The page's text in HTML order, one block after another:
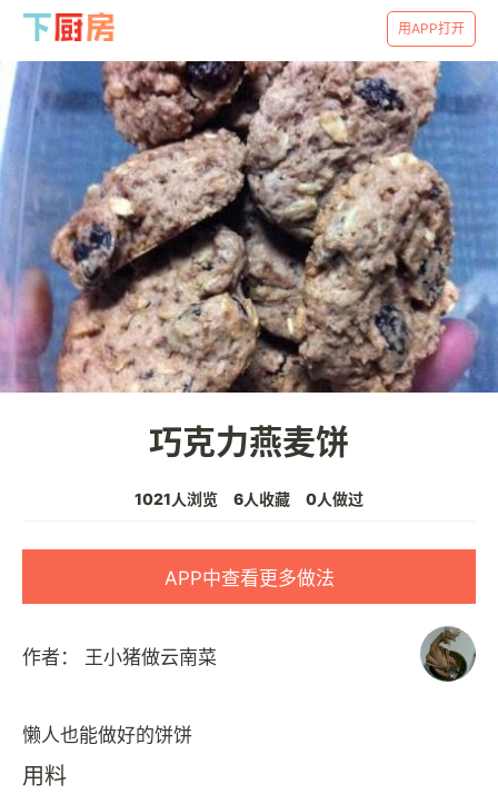
用APP打开
巧克力燕麦饼
1021人浏览 6人收藏 0人做过
APP中查看更多做法
作者： 王小猪做云南菜
用料